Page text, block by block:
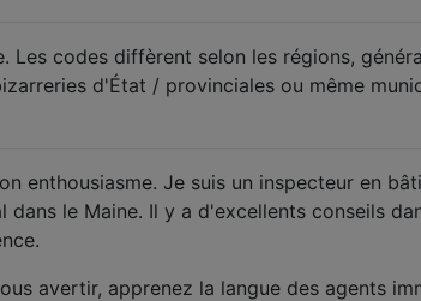
Les codes diffèrent selon les régions,
d'État / provinciales ou même
enthousiasme. Je suis un inspecteur en
dans le Maine. Il y a d'excellents conseils
avertir, apprenez la langue des agents